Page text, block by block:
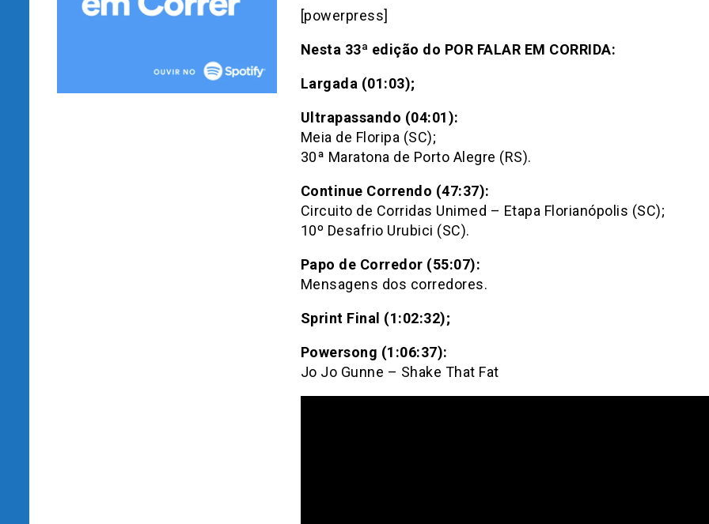
[powerpress]
Nesta 33ª edição do POR FALAR EM CORRIDA:
Largada (01:03);
Ultrapassando (04:01):
Meia de Floripa (SC);
30ª Maratona de Porto Alegre (RS).
Continue Correndo (47:37):
Circuito de Corridas Unimed – Etapa Florianópolis (SC);
10º Desafrio Urubici (SC).
Papo de Corredor (55:07):
Mensagens dos corredores.
Sprint Final (1:02:32);
Powersong (1:06:37):
Jo Jo Gunne – Shake That Fat